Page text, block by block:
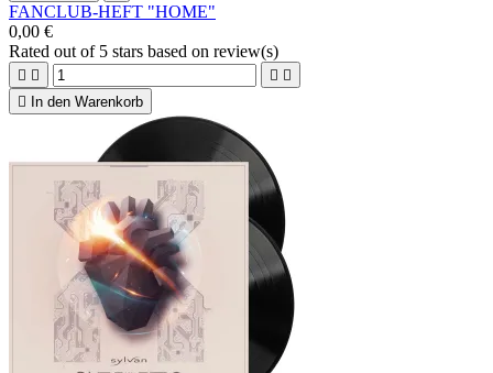
FANCLUB-HEFT "HOME"
0,00 €
Rated out of 5 stars based on review(s)
   

In den Warenkorb